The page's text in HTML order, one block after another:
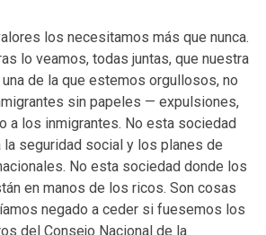
los necesitamos más que nunca.
lo veamos, todas juntas, que nuestra
de la que estemos orgullosos, no
sin papeles — expulsiones,
a los inmigrantes. No esta sociedad
seguridad social y los planes de
No esta sociedad donde los
en manos de los ricos. Son cosas
negado a ceder si fuesemos los
del Consejo Nacional de la